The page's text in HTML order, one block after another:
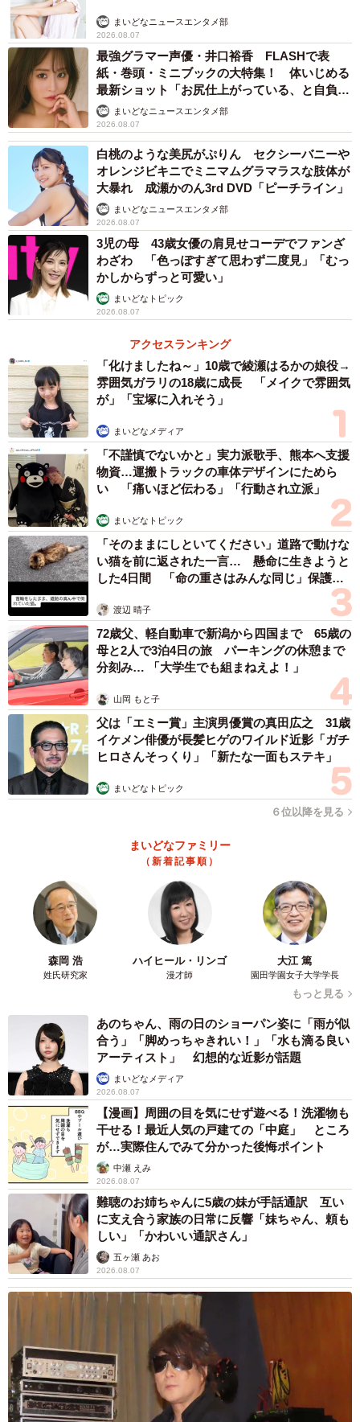
さらに、各方面のプロフェッショナルから、パートナーの
無知と無責任を愉快にぶった斬る「大喜利」コメントが殺
到。
その結果、めめっちさんの投稿は1億4千回以上表示され、
27万以上のいいねがつくなど、大きな話題となった。
各分野の頼もしい「味方」が集結！
「学生です。少年法があります」
「薬剤師です。何とはハッキリとは言えませんが、ある程
度お好みの状態にできます」
「葬儀屋です。多くは言いません」
「心臓外科医です。私にやれることがあるかもしれませ
ん」
「助産師です。男性に尿カテ入れたことないので練習台に
使わせてください」
「落ちると『じゅっ』ていって跡形もなくなる高温の炉が
あります」
「保育士です。イヤイヤ期の5歳児30名、向かわせます」
「産後太り歴7年です。うちにバールのようなものがありま
す」
「YouTuberです。200万人にさらせます」
「無職です。時間だけはあります」
「『花壇』を作るのですが、拡張可能です」
たら、『夫がハゲていくの見るのがこんなにつらいとは思
わなかったわ』と一生言ってあげてください」
「味方はたくさんいます。どうかお気持ち穏やかにお過ご
しください」
ユーモア満載の各分野のプロが集結！
「一生根に持つ」
拒んでも体型をいじり続けためめっちさんのパートナーに
ついて、「典型的な『嫌知らず』では…」といった指摘の
声も寄せられていたが、今回の反響は本人にも届いたそう
だ。
まいどなニュースエンタメ部
2026.08.07
最強グラマー声優・井口裕香 FLASHで表
紙・巻頭・ミニブックの大特集！ 体いじめる
最新ショット「お尻仕上がっている、と自負し
ています」「いくつになっても理想の身体でい
たい」
まいどなニュースエンタメ部
2026.08.07
白桃のような美尻がぷりん セクシーバニーや
オレンジビキニでミニマムグラマラスな肢体が
大暴れ 成瀬かのん3rd DVD「ピーチライン」
まいどなニュースエンタメ部
2026.08.07
3児の母 43歳女優の肩見せコーデでファンざ
わざわ 「色っぽすぎて思わず二度見」「むっ
かしからずっと可愛い」
まいどなトピック
2026.08.07
アクセスランキング
「化けましたね～」10歳で綾瀬はるかの娘役→
雰囲気ガラリの18歳に成長 「メイクで雰囲気
が」「宝塚に入れそう」
まいどなメディア
「不謹慎でないかと」実力派歌手、熊本へ支援
物資…運搬トラックの車体デザインにためら
い 「痛いほど伝わる」「行動され立派」
まいどなトピック
「そのままにしといてください」道路で動けな
い猫を前に返された一言… 懸命に生きようと
した4日間 「命の重さはみんな同じ」保護団
渡辺 晴子
72歳父、軽自動車で新潟から四国まで 65歳の
母と2人で3泊4日の旅 パーキングの休憩まで
分刻み… 「大学生でも組まねえよ！」
山岡 もと子
父は「エミー賞」主演男優賞の真田広之 31歳
イケメン俳優が長髪ヒゲのワイルド近影「ガチ
ヒロさんそっくり」「新たな一面もステキ」
まいどなトピック
６位以降を見る
まいどなファミリー
（新着記事順）
森岡 浩
姓氏研究家
ハイヒール・リンゴ
漫才師
大江 篤
園田学園女子大学学長
もっと見る
あのちゃん、雨の日のショーパン姿に「雨が似
合う」「脚めっちゃきれい！」「水も滴る良い
アーティスト」 幻想的な近影が話題
まいどなメディア
2026.08.07
【漫画】周囲の目を気にせず遊べる！洗濯物も
干せる！最近人気の戸建ての「中庭」 ところ
が…実際住んでみて分かった後悔ポイント
中瀬 えみ
2026.08.07
難聴のお姉ちゃんに5歳の妹が手話通訳 互い
に支え合う家族の日常に反響「妹ちゃん、頼も
しい」「かわいい通訳さん」
五ヶ瀬 あお
2026.08.07